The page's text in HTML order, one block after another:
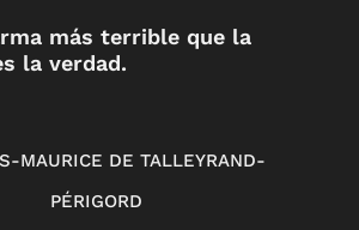
más terrible que la
la verdad.
MAURICE DE TALLEYRAND-
PÉRIGORD